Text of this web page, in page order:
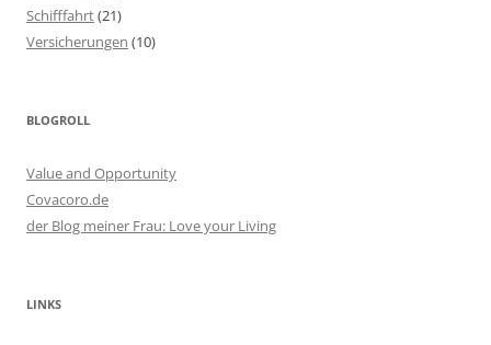
Schifffahrt(21)
Versicherungen (10)
BLOGROLL
Value and Opportunity
Covacoro.de
der Blog meiner Frau: Love your Living
LINKS